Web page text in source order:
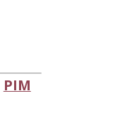
PIM